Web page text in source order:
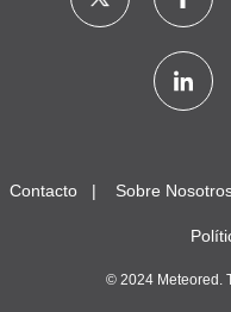
Contacto Sobre
© 2024 Meteored.